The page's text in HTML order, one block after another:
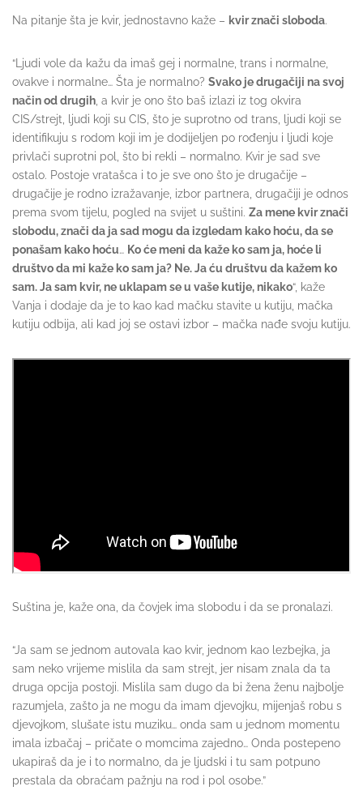
Na pitanje šta je kvir, jednostavno kaže – kvir znači sloboda.
“Ljudi vole da kažu da imaš gej i normalne, trans i normalne,
ovakve i normalne… Šta je normalno? Svako je drugačiji na svoj
način od drugih, a kvir je ono što baš izlazi iz tog okvira
CIS/strejt, ljudi koji su CIS, što je suprotno od trans, ljudi koji se
identifikuju s rodom koji im je dodijeljen po rođenju i ljudi koje
privlači suprotni pol, što bi rekli – normalno. Kvir je sad sve
ostalo. Postoje vratašca i to je sve ono što je drugačije –
drugačije je rodno izražavanje, izbor partnera, drugačiji je odnos
prema svom tijelu, pogled na svijet u suštini. Za mene kvir znači
slobodu, znači da ja sad mogu da izgledam kako hoću, da se
ponašam kako hoću… Ko će meni da kaže ko sam ja, hoće li
društvo da mi kaže ko sam ja? Ne. Ja ću društvu da kažem ko
sam. Ja sam kvir, ne uklapam se u vaše kutije, nikako“, kaže
Vanja i dodaje da je to kao kad mačku stavite u kutiju, mačka
kutiju odbija, ali kad joj se ostavi izbor – mačka nađe svoju kutiju.
Suština je, kaže ona, da čovjek ima slobodu i da se pronalazi.
“Ja sam se jednom autovala kao kvir, jednom kao lezbejka, ja
sam neko vrijeme mislila da sam strejt, jer nisam znala da ta
druga opcija postoji. Mislila sam dugo da bi žena ženu najbolje
razumjela, zašto ja ne mogu da imam djevojku, mijenjaš robu s
djevojkom, slušate istu muziku… onda sam u jednom momentu
imala izbačaj – pričate o momcima zajedno… Onda postepeno
ukapiraš da je i to normalno, da je ljudski i tu sam potpuno
prestala da obraćam pažnju na rod i pol osobe.”